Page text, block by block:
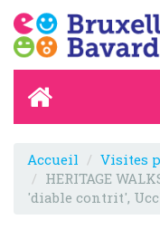
Accueil
Visites
HERITAGE
'diable contrit',